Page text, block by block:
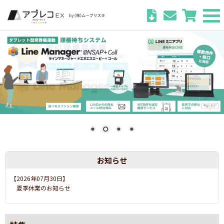
お知らせ
【2026年07月03日】
運営会社社名変更のお知らせ